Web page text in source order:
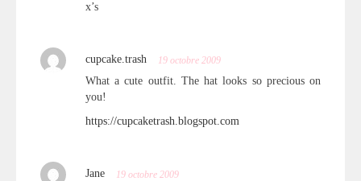
x’s
cupcake.trash 19 octobre 2009
What a cute outfit. The hat looks so precious on
you!
https://cupcaketrash.blogspot.com
Jane 19 octobre 2009